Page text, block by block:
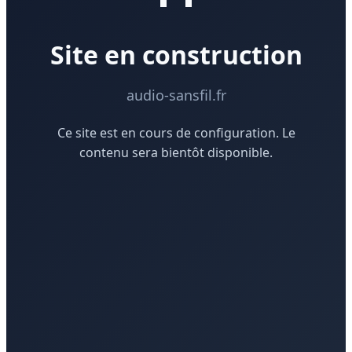
Site en construction
audio-sansfil.fr
Ce site est en cours de configuration. Le
contenu sera bientôt disponible.